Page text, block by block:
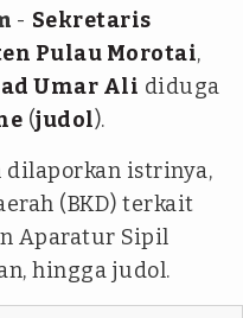
- Sekretaris
Pulau Morotai,
Umar Ali diduga
(judol).
istrinya,
(BKD) terkait
Aparatur Sipil
hingga judol.